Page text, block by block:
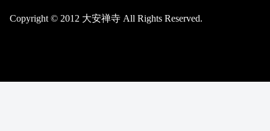
Copyright © 2012 大安禅寺 All Rights Reserved.